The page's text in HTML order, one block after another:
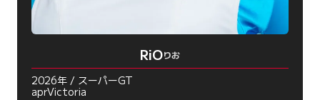
RiOりお
2026年 / スーパーGT
aprVictoria